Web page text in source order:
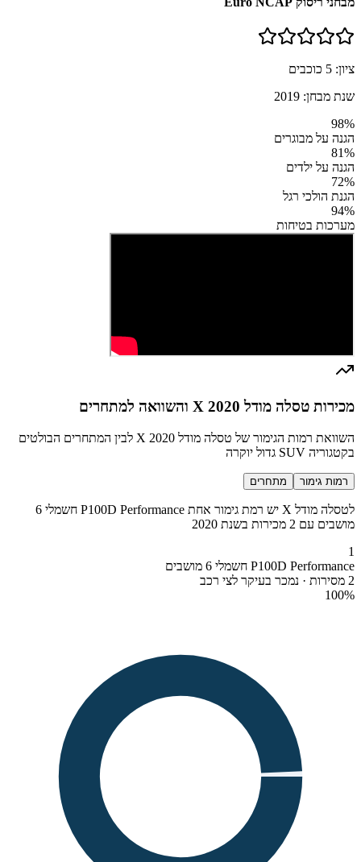
ציון: 5 כוכבים
שנת מבחן: 2019
98%
הגנה על מבוגרים
81%
הגנה על ילדים
72%
הגנת הולכי רגל
94%
מערכות בטיחות
מכירות טסלה מודל X 2020 והשוואה למתחרים
השוואת רמות הגימור של טסלה מודל X 2020 לבין המתחרים הבולטים
בקטגוריה SUV גדול יוקרה
רמות גימור מתחרים
לטסלה מודל X יש רמת גימור אחת P100D Performance חשמלי 6
מושבים עם 2 מכירות בשנת 2020
1
P100D Performance חשמלי 6 מושבים
2 מסירות · נמכר בעיקר לצי רכב
100%